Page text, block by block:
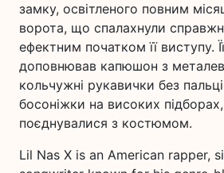
замку, освітленого повним
ворота, що спалахнули
ефектним початком її виступу.
доповнював капюшон з
кольчужні рукавички без
босоніжки на високих
поєднувалися з костюмом.
Lil Nas X is an American rapper,